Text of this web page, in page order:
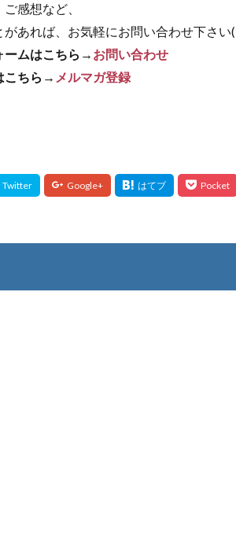
感想など、
があれば、お気軽にお問い合わせ下さい
ームはこちら→ お問い合わせ
こちら→ メルマガ登録